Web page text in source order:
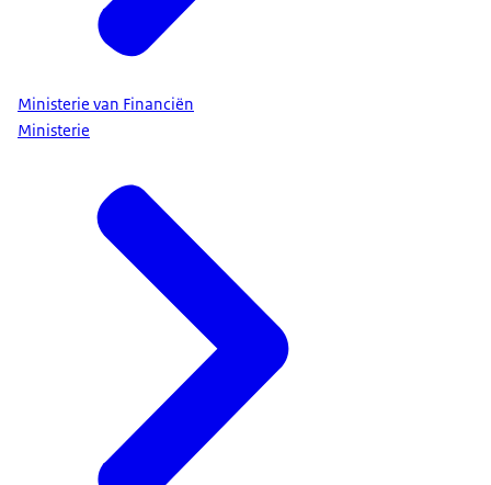
Ministerie van Financiën
Ministerie